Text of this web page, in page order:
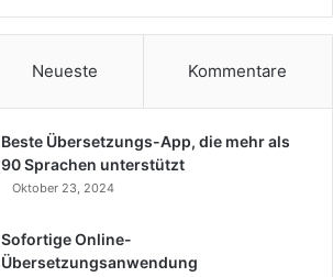
Neueste Kommentare
Beste Übersetzungs-App, die mehr als
90 Sprachen unterstützt
Oktober 23, 2024
Sofortige Online-
Übersetzungsanwendung